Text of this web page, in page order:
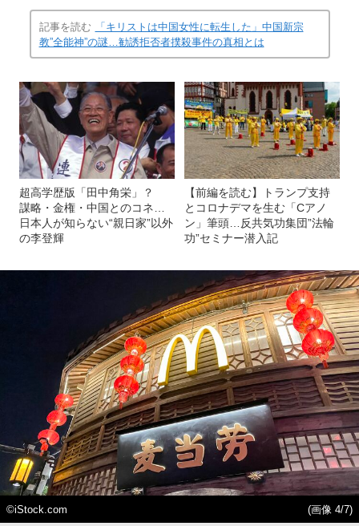
記事を読む
「キリストは中国女性に転生した」中国新宗
教”全能神”の謎…勧誘拒否者撲殺事件の真相とは
超高学歴版「田中角栄」？
謀略・金権・中国とのコネ…
日本人が知らない“親日家”以外
の李登輝
【前編を読む】トランプ支持
とコロナデマを生む「Cアノ
ン」筆頭…反共気功集団”法輪
功”セミナー潜入記
©iStock.com
(画像 4/7)